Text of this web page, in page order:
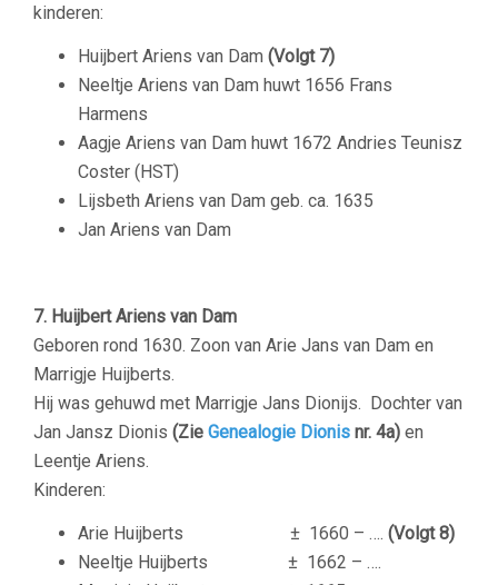
kinderen:
Huijbert Ariens van Dam (Volgt 7)
Neeltje Ariens van Dam huwt 1656 Frans
Harmens
Aagje Ariens van Dam huwt 1672 Andries Teunisz
Coster (HST)
Lijsbeth Ariens van Dam geb. ca. 1635
Jan Ariens van Dam
7. Huijbert Ariens van Dam
Geboren rond 1630. Zoon van Arie Jans van Dam en
Marrigje Huijberts.
Hij was gehuwd met Marrigje Jans Dionijs. Dochter van
Jan Jansz Dionis (Zie Genealogie Dionis nr. 4a) en
Leentje Ariens.
Kinderen:
Arie Huijberts ± 1660 – …. (Volgt 8)
Neeltje Huijberts ± 1662 – ….